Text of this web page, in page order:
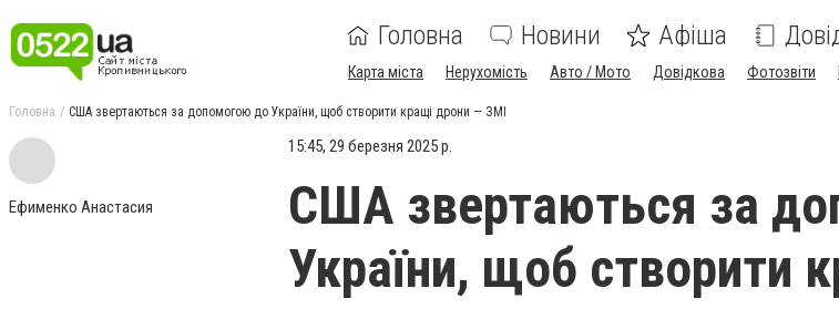
Головна Новини Афіша
Карта міста Нерухомість Авто / Мото Довідкова Фотозвіти
Головна США звертаються за допомогою до України, щоб створити кращі дрони — ЗМІ
Ефименко Анастасия
15:45, 29 березня 2025 р.
США звертаються за
України, щоб створити